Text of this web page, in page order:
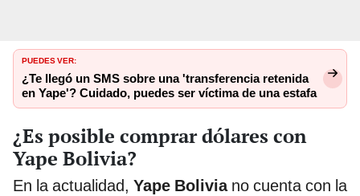
PUEDES VER:
¿Te llegó un SMS sobre una 'transferencia retenida
en Yape'? Cuidado, puedes ser víctima de una estafa
¿Es posible comprar dólares con
Yape Bolivia?
En la actualidad, Yape Boliviano cuenta con la